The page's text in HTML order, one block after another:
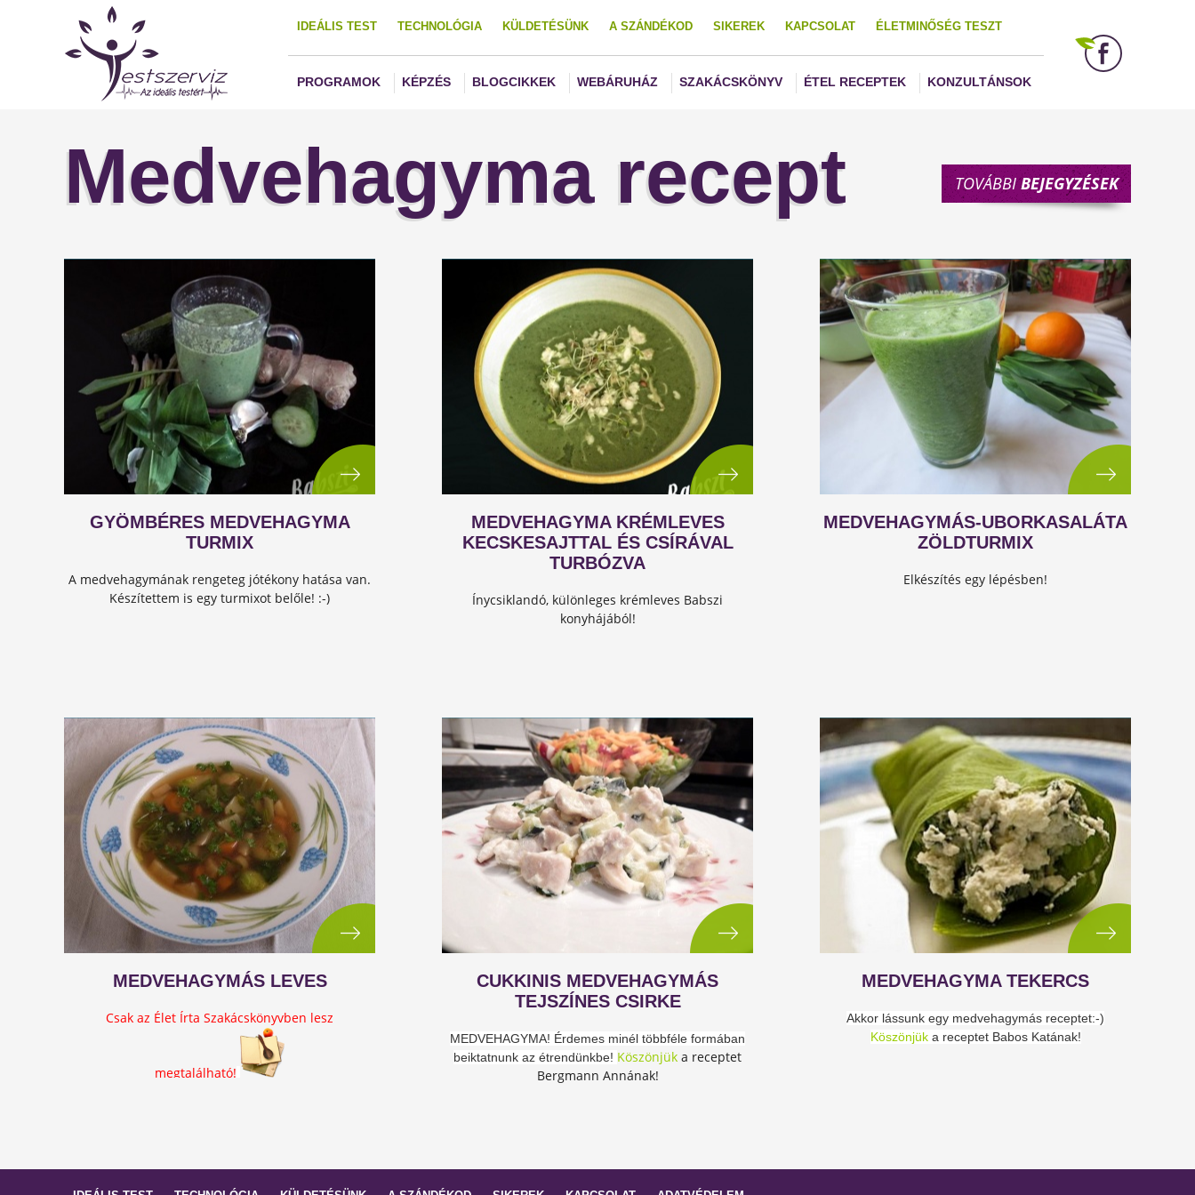
IDEÁLIS TEST TECHNOLÓGIA KÜLDETÉSÜNK A SZÁNDÉKOD SIKEREK KAPCSOLAT ÉLETMINŐSÉG TESZT
PROGRAMOK KÉPZÉS BLOGCIKKEK WEBÁRUHÁZ SZAKÁCSKÖNYV ÉTEL RECEPTEK KONZULTÁNSOK
Medvehagyma recept TOVÁBBIBEJEGYZÉSEK
GYÖMBÉRES MEDVEHAGYMA
TURMIX
A medvehagymának rengeteg jótékony hatása van.
Készítettem is egy turmixot belőle! :-)
MEDVEHAGYMA KRÉMLEVES
KECSKESAJTTAL ÉS CSÍRÁVAL
TURBÓZVA
Ínycsiklandó, különleges krémleves Babszi
konyhájából!
MEDVEHAGYMÁS-UBORKASALÁTA
ZÖLDTURMIX
Elkészítés egy lépésben!
MEDVEHAGYMÁS LEVES
Csak az Élet Írta Szakácskönyvben lesz
megtalálható!
CUKKINIS MEDVEHAGYMÁS
TEJSZÍNES CSIRKE
MEDVEHAGYMA! Érdemes minél többféle formában
beiktatnunk az étrendünkbe! Köszönjük a receptet
Bergmann Annának!
MEDVEHAGYMA TEKERCS
Akkor lássunk egy medvehagymás receptet:-)
Köszönjüka receptet Babos Katának!